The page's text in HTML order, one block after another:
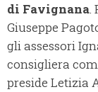
di Favignana.
Giuseppe
gli assessori
consigliera
preside Letizia